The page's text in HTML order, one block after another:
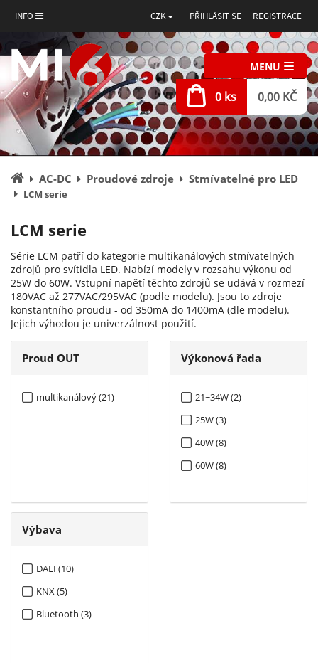
INFO CZK PŘIHLÁSIT SE REGISTRACE
MENU
0 ks 0,00 KČ
Úvodní
stránka
AC-DC Proudové zdroje Stmívatelné pro LED
LCM serie
LCM serie
Série LCM patří do kategorie multikanálových stmívatelných
zdrojů pro svítidla LED. Nabízí modely v rozsahu výkonu od
25W do 60W. Vstupní napětí těchto zdrojů se udává v rozmezí
180VAC až 277VAC/295VAC (podle modelu). Jsou to zdroje
konstantního proudu - od 350mA do 1400mA (dle modelu).
Jejich výhodou je univerzálnost použití.
Proud OUT
multikanálový (21)
Výkonová řada
21~34W (2)
25W (3)
40W (8)
60W (8)
Výbava
DALI (10)
KNX (5)
Bluetooth (3)